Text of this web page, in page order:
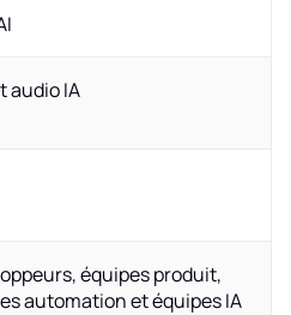
audio IA
équipes produit,
automation et équipes IA